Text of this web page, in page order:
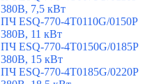
380В, 7,5 кВт
ПЧ ESQ-770-4T0110G/0150P
380В, 11 кВт
ПЧ ESQ-770-4T0150G/0185P
380В, 15 кВт
ПЧ ESQ-770-4T0185G/0220P